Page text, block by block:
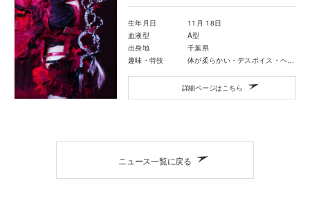
生年月日
11月 18日
血液型
A型
出身地
千葉県
趣味・特技
体が柔らかい・デスボイス・ヘドバン
詳細ページはこちら
ニュース一覧に戻る